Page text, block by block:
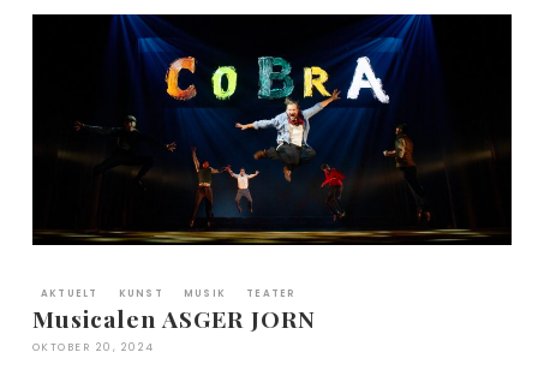
AKTUELT KUNST MUSIK TEATER
Musicalen ASGER JORN
OKTOBER 20, 2024